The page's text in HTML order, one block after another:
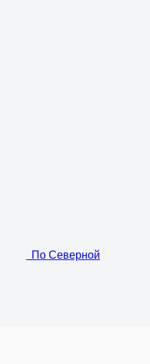
По Северной